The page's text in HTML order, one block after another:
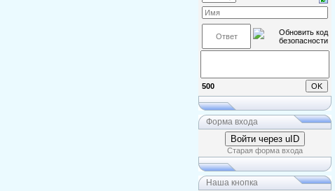
500
Форма входа
Войти через uID
Старая форма входа
Наша кнопка